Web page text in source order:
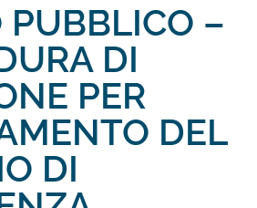
PUBBLICO –
DI
PER
DEL
DI